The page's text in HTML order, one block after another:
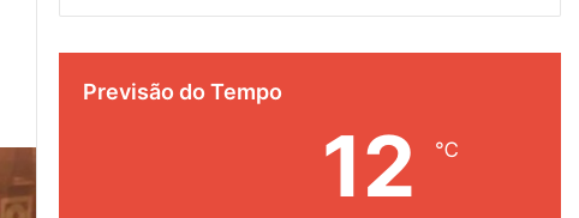
Previsão do Tempo
12 ℃